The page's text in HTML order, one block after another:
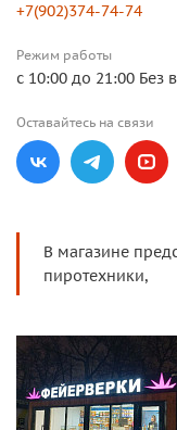
+7(902)374-74-74
Режим работы
с 10:00 до 21:00 Без
Оставайтесь на связи
В магазине
пиротехники,